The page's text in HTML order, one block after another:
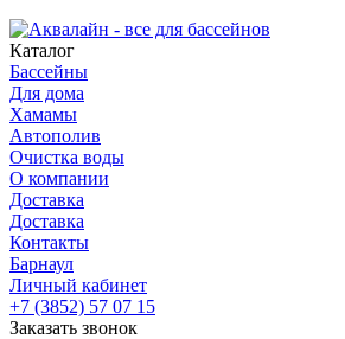
Каталог
Бассейны
Для дома
Хамамы
Автополив
Очистка воды
О компании
Доставка
Доставка
Контакты
Барнаул
Личный кабинет
+7 (3852) 57 07 15
Заказать звонок